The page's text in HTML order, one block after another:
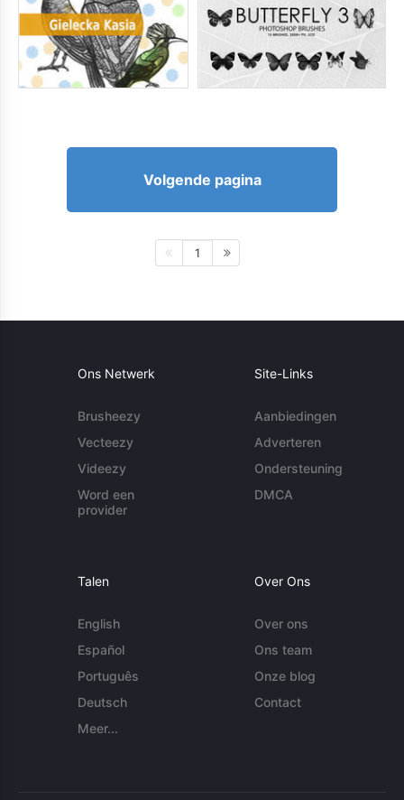
Volgende pagina
1
Ons Netwerk
Brusheezy
Vecteezy
Videezy
Word een
provider
Site-Links
Aanbiedingen
Adverteren
Ondersteuning
DMCA
Talen
English
Español
Português
Deutsch
Meer...
Over Ons
Over ons
Ons team
Onze blog
Contact